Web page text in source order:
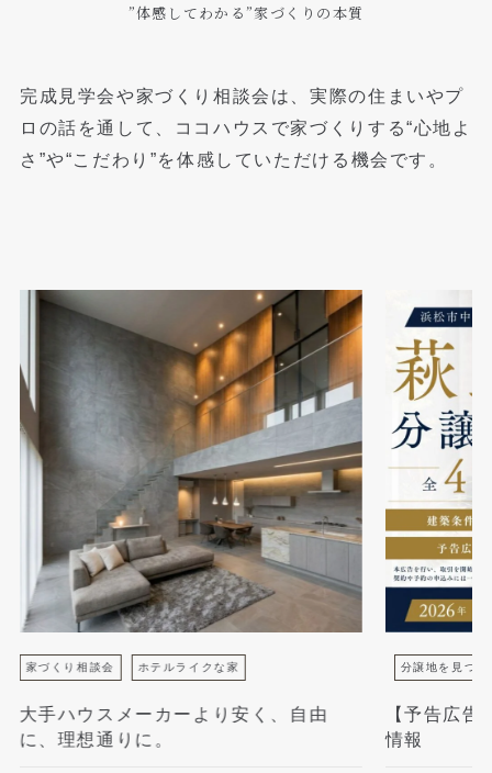
”体感してわかる”家づくりの本質
完成見学会や家づくり相談会は、実際の住まいやプ
ロの話を通して、
ココハウスで家づくりする“心地よ
さ”や“こだわり”を体感していただける機会です。
家づくり相談会 ホテルライクな家
大手ハウスメーカーより安く、自由
に、理想通りに。
分譲地を見つけ
【予告広
情報